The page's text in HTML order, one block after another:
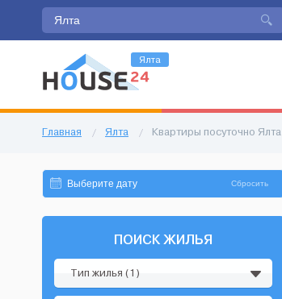
Ялта
Главная / Ялта / Квартиры посуточно Ялта
Сбросить
ПОИСК ЖИЛЬЯ
Тип жилья (1)